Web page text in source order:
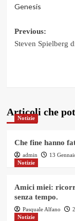
Genesis
Post
Previous:
Steven Spielberg
Articoli che
Notizie
Che fine hanno
admin
13
Notizie
Amici miei:
senza tempo.
Pasquale Alfano
Notizie